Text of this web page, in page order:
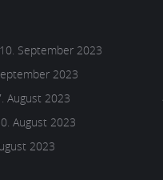
10. September 2023
2023
August 2023
August 2023
2023